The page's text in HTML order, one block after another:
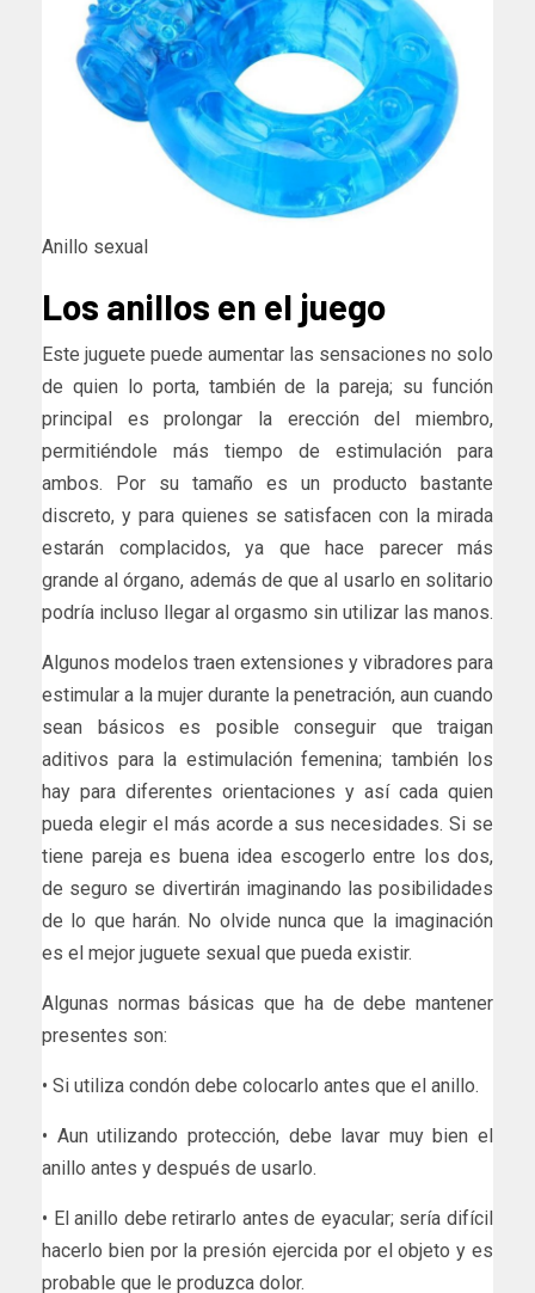
Anillo sexual
Los anillos en el juego
Este juguete puede aumentar las sensaciones no solo
de quien lo porta, también de la pareja; su función
principal es prolongar la erección del miembro,
permitiéndole más tiempo de estimulación para
ambos. Por su tamaño es un producto bastante
discreto, y para quienes se satisfacen con la mirada
estarán complacidos, ya que hace parecer más
grande al órgano, además de que al usarlo en solitario
podría incluso llegar al orgasmo sin utilizar las manos.
Algunos modelos traen extensiones y vibradores para
estimular a la mujer durante la penetración, aun cuando
sean básicos es posible conseguir que traigan
aditivos para la estimulación femenina; también los
hay para diferentes orientaciones y así cada quien
pueda elegir el más acorde a sus necesidades. Si se
tiene pareja es buena idea escogerlo entre los dos,
de seguro se divertirán imaginando las posibilidades
de lo que harán. No olvide nunca que la imaginación
es el mejor juguete sexual que pueda existir.
Algunas normas básicas que ha de debe mantener
presentes son:
• Si utiliza condón debe colocarlo antes que el anillo.
• Aun utilizando protección, debe lavar muy bien el
anillo antes y después de usarlo.
• El anillo debe retirarlo antes de eyacular; sería difícil
hacerlo bien por la presión ejercida por el objeto y es
probable que le produzca dolor.